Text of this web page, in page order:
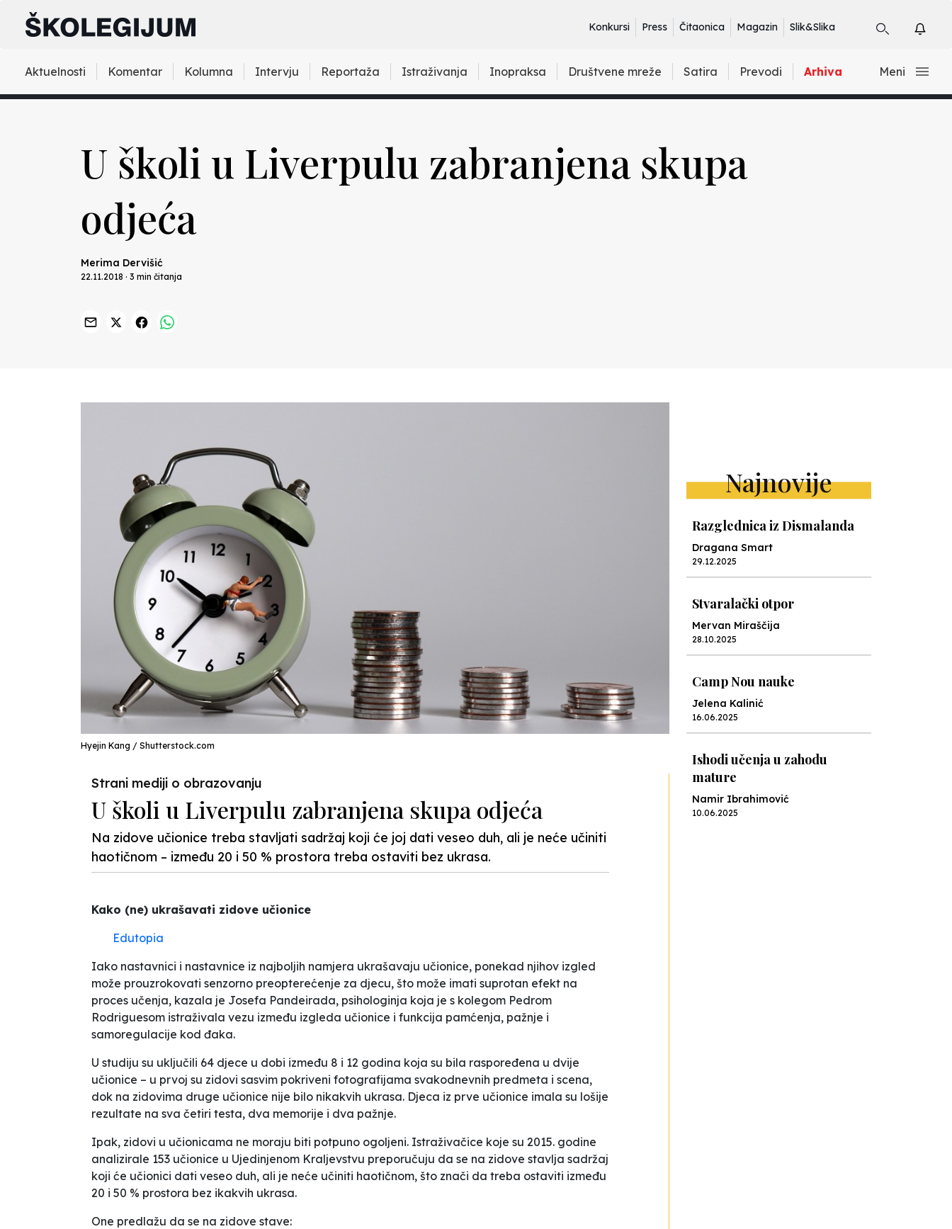
Konkursi Press Čitaonica Magazin Slik&Slika
Aktuelnosti Komentar Kolumna Intervju Reportaža Istraživanja Inopraksa Društvene mreže Satira Prevodi Arhiva Meni
U školi u Liverpulu zabranjena skupa
odjeća
Merima Dervišić
22.11.2018 · 3 min čitanja
Hyejin Kang / Shutterstock.com
Strani mediji o obrazovanju
U školi u Liverpulu zabranjena skupa odjeća
Na zidove učionice treba stavljati sadržaj koji će joj dati veseo duh, ali je neće učiniti
haotičnom – između 20 i 50 % prostora treba ostaviti bez ukrasa.
Kako (ne) ukrašavati zidove učionice
Edutopia
Iako nastavnici i nastavnice iz najboljih namjera ukrašavaju učionice, ponekad njihov izgled
može prouzrokovati senzorno preopterećenje za djecu, što može imati suprotan efekt na
proces učenja, kazala je Josefa Pandeirada, psihologinja koja je s kolegom Pedrom
Rodriguesom istraživala vezu između izgleda učionice i funkcija pamćenja, pažnje i
samoregulacije kod đaka.
U studiju su uključili 64 djece u dobi između 8 i 12 godina koja su bila raspoređena u dvije
učionice – u prvoj su zidovi sasvim pokriveni fotografijama svakodnevnih predmeta i scena,
dok na zidovima druge učionice nije bilo nikakvih ukrasa. Djeca iz prve učionice imala su lošije
rezultate na sva četiri testa, dva memorije i dva pažnje.
Ipak, zidovi u učionicama ne moraju biti potpuno ogoljeni. Istraživačice koje su 2015. godine
analizirale 153 učionice u Ujedinjenom Kraljevstvu preporučuju da se na zidove stavlja sadržaj
koji će učionici dati veseo duh, ali je neće učiniti haotičnom, što znači da treba ostaviti između
20 i 50 % prostora bez ikakvih ukrasa.
One predlažu da se na zidove stave:
Najnovije
Razglednica iz Dismalanda
Dragana Smart
29.12.2025
Stvaralački otpor
Mervan Miraščija
28.10.2025
Camp Nou nauke
Jelena Kalinić
16.06.2025
Ishodi učenja u zahodu
mature
Namir Ibrahimović
10.06.2025